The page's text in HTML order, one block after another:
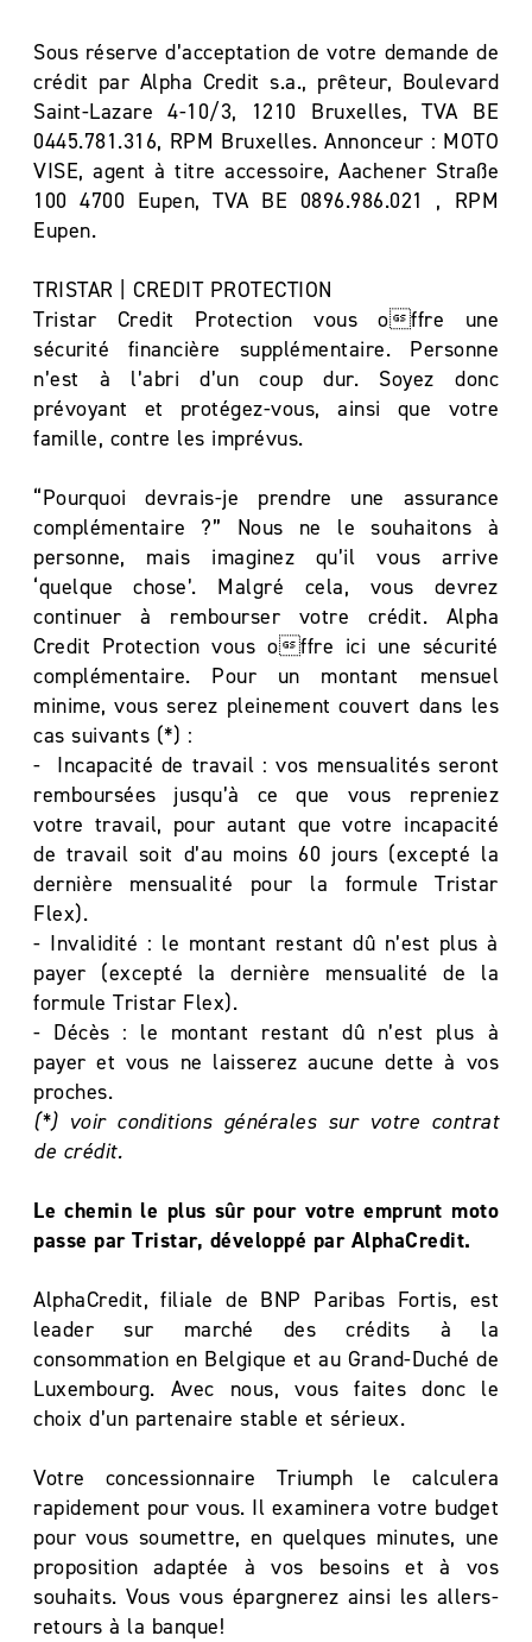
Sous réserve d’acceptation de votre demande de
crédit par Alpha Credit s.a., prêteur, Boulevard
Saint-Lazare 4-10/3, 1210 Bruxelles, TVA BE
0445.781.316, RPM Bruxelles. Annonceur : MOTO
VISE, agent à titre accessoire, Aachener Straße
100 4700 Eupen, TVA BE 0896.986.021 , RPM
Eupen.
TRISTAR | CREDIT PROTECTION
Tristar Credit Protection vous offre une
sécurité financière supplémentaire. Personne
n’est à l’abri d’un coup dur. Soyez donc
prévoyant et protégez-vous, ainsi que votre
famille, contre les imprévus.
“Pourquoi devrais-je prendre une assurance
complémentaire ?” Nous ne le souhaitons à
personne, mais imaginez qu’il vous arrive
‘quelque chose’. Malgré cela, vous devrez
continuer à rembourser votre crédit. Alpha
Credit Protection vous offre ici une sécurité
complémentaire. Pour un montant mensuel
minime, vous serez pleinement couvert dans les
cas suivants (*) :
- Incapacité de travail : vos mensualités seront
remboursées jusqu’à ce que vous repreniez
votre travail, pour autant que votre incapacité
de travail soit d’au moins 60 jours (excepté la
dernière mensualité pour la formule Tristar
Flex).
- Invalidité : le montant restant dû n’est plus à
payer (excepté la dernière mensualité de la
formule Tristar Flex).
- Décès : le montant restant dû n’est plus à
payer et vous ne laisserez aucune dette à vos
proches.
(*) voir conditions générales sur votre contrat
de crédit.
Le chemin le plus sûr pour votre emprunt moto
passe par Tristar, développé par AlphaCredit.
AlphaCredit, filiale de BNP Paribas Fortis, est
leader sur marché des crédits à la
consommation en Belgique et au Grand-Duché de
Luxembourg. Avec nous, vous faites donc le
choix d’un partenaire stable et sérieux.
Votre concessionnaire Triumph le calculera
rapidement pour vous. Il examinera votre budget
pour vous soumettre, en quelques minutes, une
proposition adaptée à vos besoins et à vos
souhaits. Vous vous épargnerez ainsi les allers-
retours à la banque!